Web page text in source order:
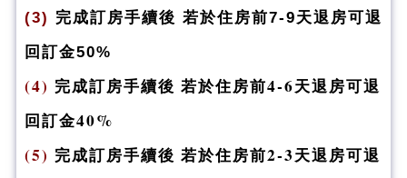
(3) 完成訂房手續後 若於住房前7-9天退房可退
回訂金50%
(4) 完成訂房手續後 若於住房前4-6天退房可退
回訂金40%
(5) 完成訂房手續後 若於住房前2-3天退房可退